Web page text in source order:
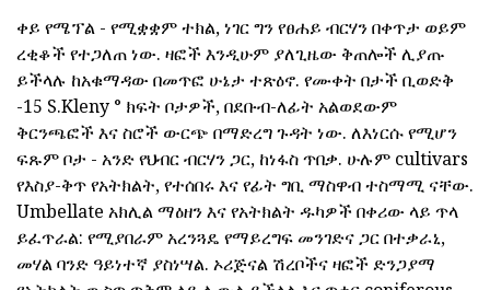
ቀይ የሜፕል - የሚቋቋም ተክል, ነገር ግን የፀሐይ ብርሃን በቀጥታ ወይም
ረቂቆች የተጋለጠ ነው. ዛፎች እንዲሁም ያለጊዜው ቅጠሎች ሊያጡ
ይችላሉ ከአቁማዳው በመጥፎ ሁኔታ ተጽዕኖ. የሙቀት በታች ቢወድቅ
-15 S.Kleny ° ክፍት ቦታዎች, በደቡብ-ለፊት አልወደውም
ቅርንጫፎች እና ስሮች ውርጭ በማድረግ ጉዳት ነው. ለእነርሱ የሚሆን
ፍጹም ቦታ - አንድ የህብር ብርሃን ጋር, ከነፋስ ጥበቃ. ሁሉም cultivars
የእስያ-ቅጥ የአትክልት, የተሰበሩ እና የፊት ግቢ ማስዋብ ተስማሚ ናቸው.
Umbellate አክሊል ማዕዘን እና የአትክልት ዱካዎች በቀሪው ላይ ጥላ
ይፈጥራል: የሚያበራም አረንጓዴ የማይረግፍ መንገድና ጋር በተቃራኒ,
መሃል ባንድ ዓይነተኛ ያስነሣል. ኦሪጅናል ሽረቦችና ዛፎች ድንጋያማ